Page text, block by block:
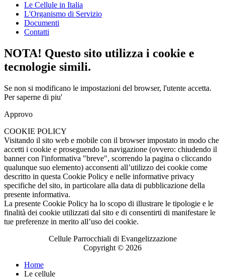
Le Cellule in Italia
L'Organismo di Servizio
Documenti
Contatti
NOTA! Questo sito utilizza i cookie e
tecnologie simili.
Se non si modificano le impostazioni del browser, l'utente accetta.
Per saperne di piu'
Approvo
COOKIE POLICY
Visitando il sito web e mobile con il browser impostato in modo che
accetti i cookie e proseguendo la navigazione (ovvero: chiudendo il
banner con l'informativa "breve", scorrendo la pagina o cliccando
qualunque suo elemento) acconsenti all’utilizzo dei cookie come
descritto in questa Cookie Policy e nelle informative privacy
specifiche del sito, in particolare alla data di pubblicazione della
presente informativa.
La presente Cookie Policy ha lo scopo di illustrare le tipologie e le
finalità dei cookie utilizzati dal sito e di consentirti di manifestare le
tue preferenze in merito all’uso dei cookie.
Cellule Parrocchiali di Evangelizzazione
Copyright © 2026
Home
Le cellule